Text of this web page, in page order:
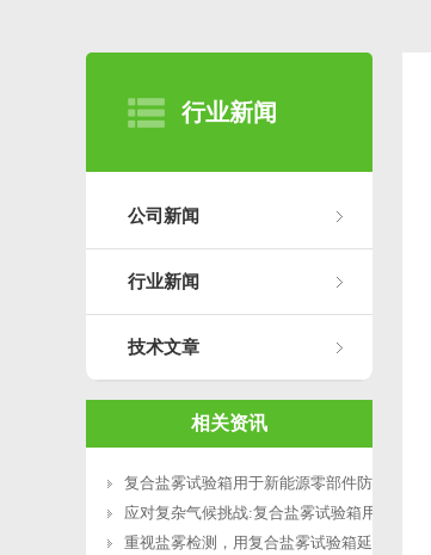
行业新闻
公司新闻
行业新闻
技术文章
相关资讯
复合盐雾试验箱用于新能源零部件防腐测
应对复杂气候挑战:复合盐雾试验箱用于涂
重视盐雾检测，用复合盐雾试验箱延长产